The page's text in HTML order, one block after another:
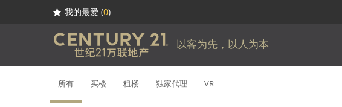
我的最爱 (0)
以客为先，以人为本
所有 买楼 租楼 独家代理 VR